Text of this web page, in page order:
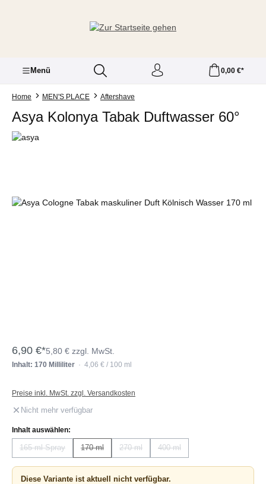
Menü 0,00 €*
Home MEN'S PLACE Aftershave
Asya Kolonya Tabak Duftwasser 60°
Bildergalerie überspringen
6,90 €*5,80 € zzgl. MwSt.
Inhalt: 170 Milliliter · 4,06 € / 100 ml
Preise inkl. MwSt. zzgl. Versandkosten
Nicht mehr verfügbar
Inhalt auswählen:
165 ml Spray(Diese Option ist zurzeit nicht verfügbar.)
170 ml(Diese Option ist zurzeit nicht verfügbar.)
270 ml(Diese Option ist zurzeit nicht verfügbar.)
400 ml(Diese Option ist zurzeit nicht
Diese Variante ist aktuell nicht verfügbar.